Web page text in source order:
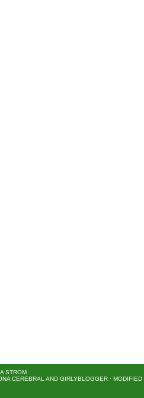
STROM
CEREBRAL AND GIRLYBLOGGER · MODIFIED